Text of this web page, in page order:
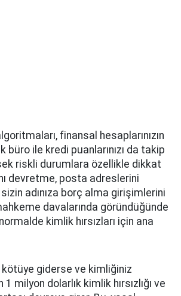
finansal hesaplarınızın
büro ile kredi puanlarınızı da takip
riskli durumlara özellikle dikkat
devretme, posta adreslerini
adınıza borç alma girişimlerini
davalarında göründüğünde
kimlik hırsızları için ana
kötüye giderse ve kimliğiniz
1 milyon dolarlık kimlik hırsızlığı ve